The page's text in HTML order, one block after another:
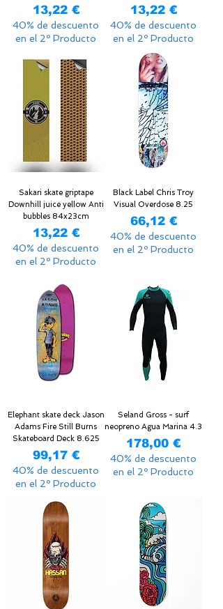
Precio
13,22 €
40% de descuento
en el 2º Producto
Precio
13,22 €
40% de descuento
en el 2º Producto
Sakari skate griptape
Downhill juice yellow Anti
bubbles 84x23cm
Precio
13,22 €
40% de descuento
en el 2º Producto
Black Label Chris Troy
Visual Overdose 8.25
Precio
66,12 €
40% de descuento
en el 2º Producto
Elephant skate deck Jason
Adams Fire Still Burns
Skateboard Deck 8.625
Precio
99,17 €
40% de descuento
en el 2º Producto
Seland Gross - surf
neopreno Agua Marina 4.3
Precio
178,00 €
40% de descuento
en el 2º Producto